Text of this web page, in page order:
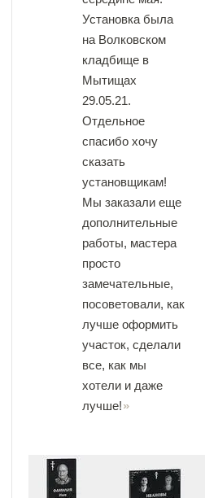
Установка была
на Волковском
кладбище в
Мытищах
29.05.21.
Отдельное
спасибо хочу
сказать
установщикам!
Мы заказали еще
дополнительные
работы, мастера
просто
замечательные,
посоветовали, как
лучше оформить
участок, сделали
все, как мы
хотели и даже
лучше!